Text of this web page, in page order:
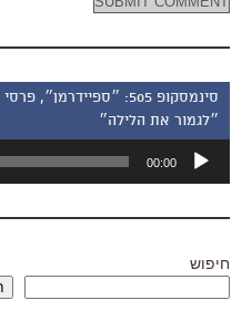
סינמסקופ 505:
״לגמור את הלילה״
אודיו
00:00
חיפוש